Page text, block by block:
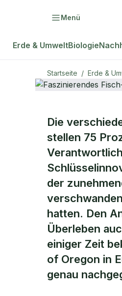
Menü
Erde & UmweltBiologie
Startseite / Erde &
ERDE & UMWELT
Die
stellen 75
der
hatten. Den
Überleben
einiger Zeit
of Oregon in
genau